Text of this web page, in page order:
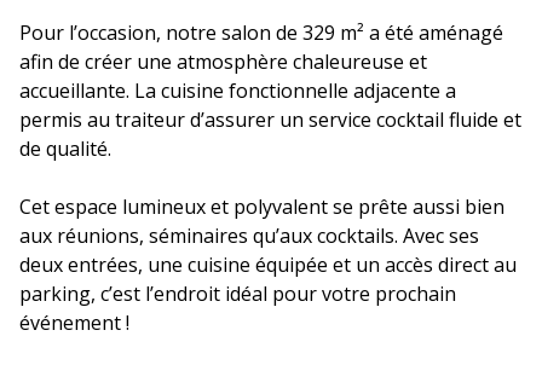
Pour l’occasion, notre salon de 329 m² a été aménagé
afin de créer une atmosphère chaleureuse et
accueillante. La cuisine fonctionnelle adjacente a
permis au traiteur d’assurer un service cocktail fluide et
de qualité.
Cet espace lumineux et polyvalent se prête aussi bien
aux réunions, séminaires qu’aux cocktails. Avec ses
deux entrées, une cuisine équipée et un accès direct au
parking, c’est l’endroit idéal pour votre prochain
événement !